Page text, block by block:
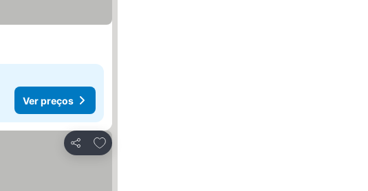
Ver preços
Partilhar
Adicionar aos favoritos